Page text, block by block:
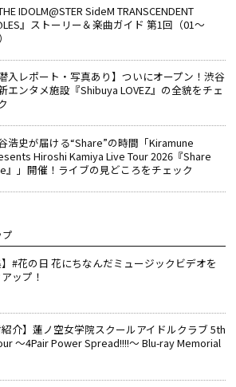
IDOLM@STER SideM TRANSCENDENT
』ストーリー＆楽曲ガイド 第1回（01～
潜入レポート・写真あり】ついにオープン！渋谷
エンタメ施設『Shibuya LOVEZ』の全貌をチェ
浩史が届ける“Share”の時間――「Kiramune
Hiroshi Kamiya Live Tour 2026『Share
』」開催！ライブの見どころをチェック
プ
】#花の日 花にちなんだミュージックビデオを
ップ！
紹介】蓮ノ空女学院スクールアイドルクラブ 5th
～4Pair Power Spread!!!!～ Blu-ray Memorial